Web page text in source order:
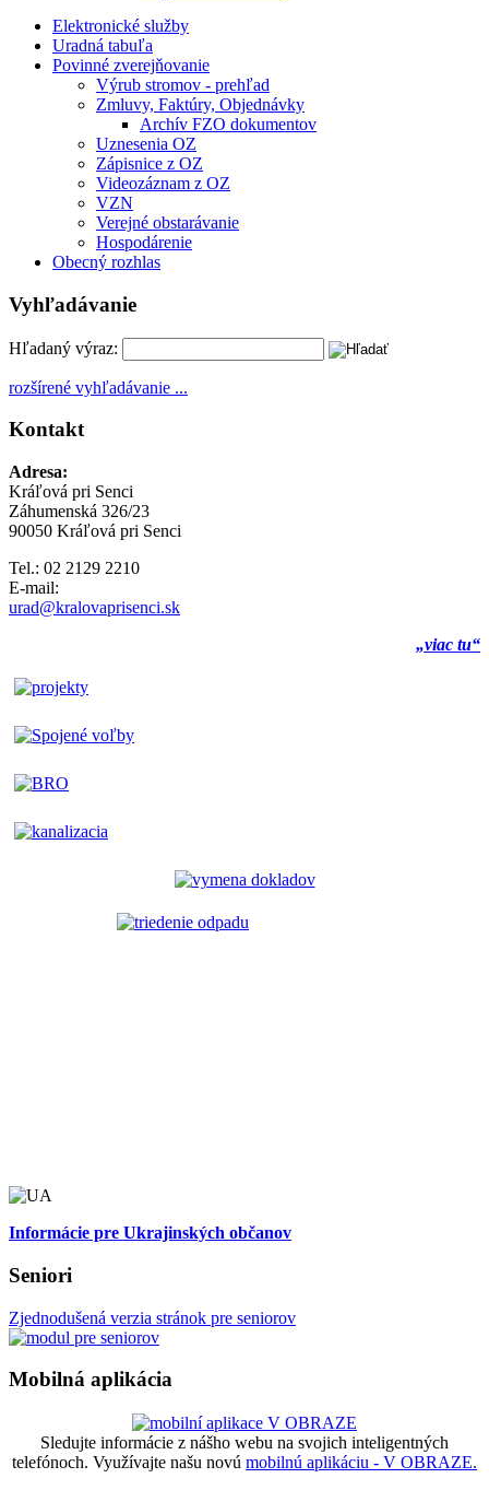
Elektronické služby
Uradná tabuľa
Povinné zverejňovanie
Výrub stromov - prehľad
Zmluvy, Faktúry, Objednávky
Archív FZO dokumentov
Uznesenia OZ
Zápisnice z OZ
Videozáznam z OZ
VZN
Verejné obstarávanie
Hospodárenie
Obecný rozhlas
Vyhľadávanie
Hľadaný výraz:
rozšírené vyhľadávanie ...
Kontakt
Adresa:
Kráľová pri Senci
Záhumenská 326/23
90050 Kráľová pri Senci
Tel.: 02 2129 2210
E-mail:
urad@kralovaprisenci.sk
„viac tu“
Informácie pre Ukrajinských občanov
Seniori
Zjednodušená verzia stránok pre seniorov
Mobilná aplikácia
Sledujte informácie z nášho webu na svojich inteligentných
telefónoch. Využívajte našu novú mobilnú aplikáciu - V OBRAZE.